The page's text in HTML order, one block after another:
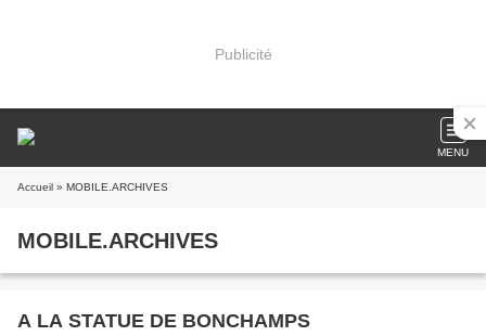
Publicité
MENU
Accueil » MOBILE.ARCHIVES
MOBILE.ARCHIVES
A LA STATUE DE BONCHAMPS